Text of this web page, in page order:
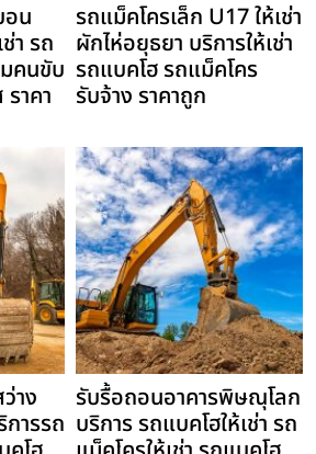
อน
า รถ
คนขับ
ราคา
รถแม็คโครเล็ก U17 ให้เช่า
ผักไห่อยุธยา บริการให้เช่า
รถแบคโฮ รถแม็คโคร
รับจ้าง ราคาถูก
าง
การรถ
รับรื้อถอนอาคารพิษณุโลก
บริการ รถแบคโฮให้เช่า รถ